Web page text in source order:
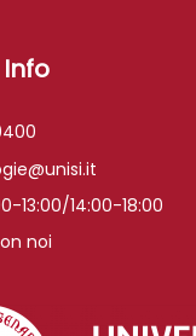
13:00/14:00-18:00
noi